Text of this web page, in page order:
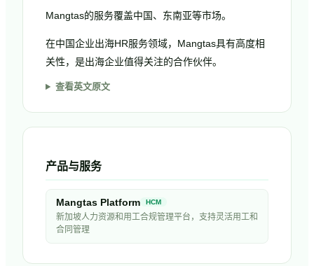
Mangtas的服务覆盖中国、东南亚等市场。
在中国企业出海HR服务领域，Mangtas具有高度相
关性，是出海企业值得关注的合作伙伴。
查看英文原文
产品与服务
Mangtas Platform HCM
新加坡人力资源和用工合规管理平台，支持灵活用工和
合同管理